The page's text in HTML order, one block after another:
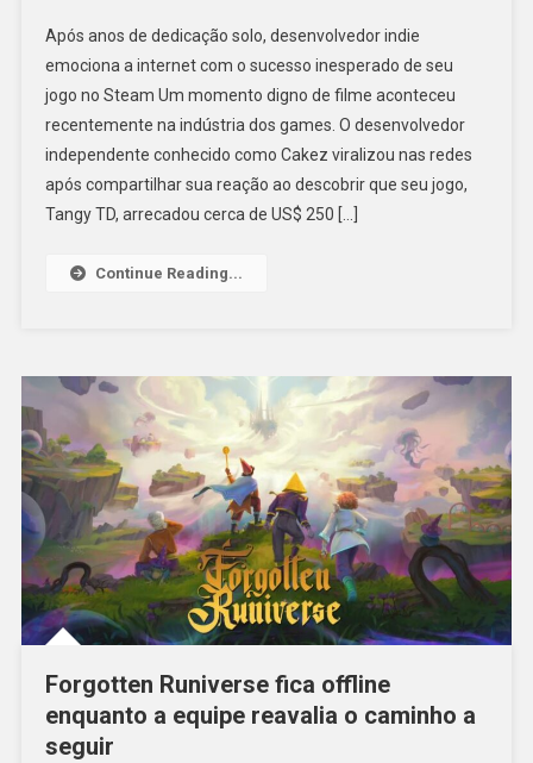
Após anos de dedicação solo, desenvolvedor indie
emociona a internet com o sucesso inesperado de seu
jogo no Steam Um momento digno de filme aconteceu
recentemente na indústria dos games. O desenvolvedor
independente conhecido como Cakez viralizou nas redes
após compartilhar sua reação ao descobrir que seu jogo,
Tangy TD, arrecadou cerca de US$ 250 […]
Continue Reading...
Forgotten Runiverse fica offline
enquanto a equipe reavalia o caminho a
seguir